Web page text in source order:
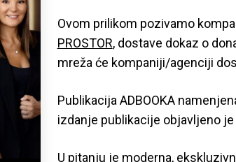
Ovom prilikom pozivamo
PROSTOR, dostave dokaz o
mreža će kompaniji/agenciji
Publikacija ADBOOKA
izdanje publikacije objavljeno
U pitanju je moderna,